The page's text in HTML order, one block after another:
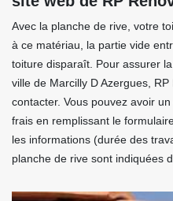
Avec la planche de rive, votre
à ce matériau, la partie vide
toiture disparaît. Pour assurer
ville de Marcilly D Azergues,
contacter. Vous pouvez avoir
frais en remplissant le
les informations (durée des
planche de rive sont indiquées